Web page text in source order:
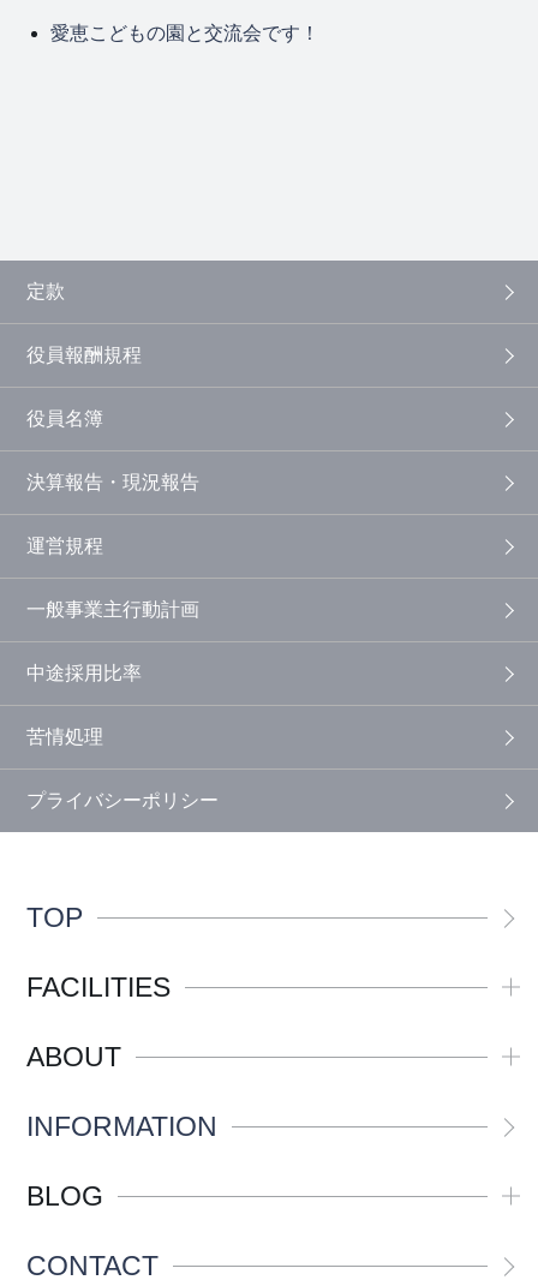
愛恵こどもの園と交流会です！
定款
役員報酬規程
役員名簿
決算報告・現況報告
運営規程
一般事業主行動計画
中途採用比率
苦情処理
プライバシーポリシー
TOP
FACILITIES
ABOUT
INFORMATION
BLOG
CONTACT